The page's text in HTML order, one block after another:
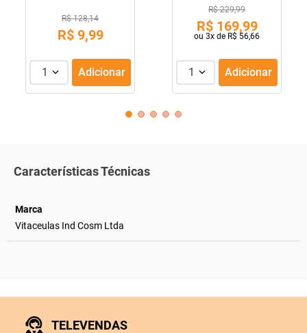
R$ 128,14
R$ 9,99
1 Adicionar
R$ 229,99
R$ 169,99
ou 3x de R$ 56,66
1 Adicionar
Características Técnicas
Marca
Vitaceulas Ind Cosm Ltda
TELEVENDAS